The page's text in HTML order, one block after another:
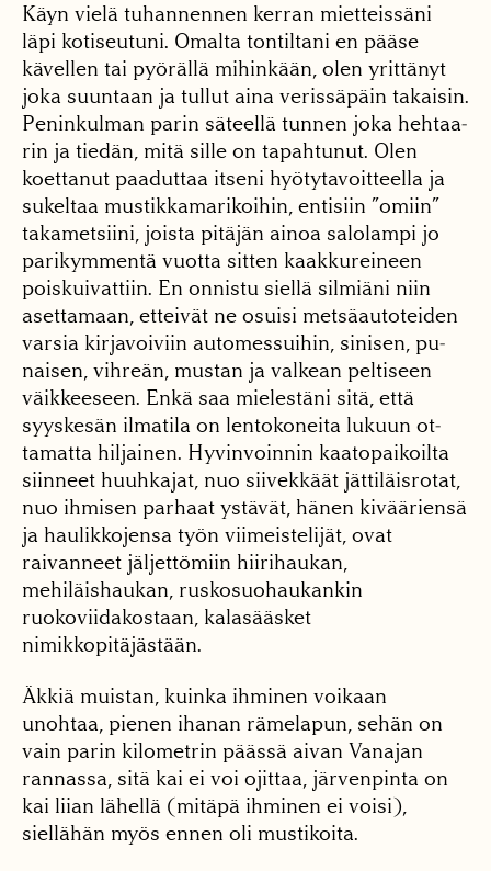
Käyn vielä tuhannennen kerran mietteissäni
läpi ko­tiseutuni. Omalta tontiltani en pääse
kävellen tai pyö­rällä mihinkään, olen yrit­tänyt
joka suuntaan ja tul­lut aina verissäpäin takai­sin.
Peninkulman parin sä­teellä tunnen joka hehtaa­
rin ja tiedän, mitä sille on tapahtunut. Olen
koettanut paaduttaa itseni hyötyta­voitteella ja
sukeltaa mustikkamarikoihin, entisiin ”omiin”
takametsiini, jois­ta pitäjän ainoa salolampi jo
parikymmentä vuotta sitten kaakkureineen
poiskuivattiin. En onnistu siellä silmiäni niin
asettamaan, etteivät ne osuisi metsäau­toteiden
varsia kirjavoiviin automessuihin, sinisen, pu­
naisen, vihreän, mustan ja valkean peltiseen
väikkee­seen. Enkä saa mielestäni sitä, että
syyskesän ilmatila on lentokoneita lukuun ot­
tamatta hiljainen. Hyvin­voinnin kaatopaikoilta
siin­neet huuhkajat, nuo siivek­käät jättiläisrotat,
nuo ih­misen parhaat ystävät, hä­nen kivääriensä
ja haulikkojensa työn viimeistelijät, ovat
raivanneet jäljettömiin hiirihaukan,
mehiläishau­kan, ruskosuohaukankin
ruokoviidakostaan, kalasääsket
nimikkopitäjästään.
Äkkiä muistan, kuinka ihminen voikaan
unohtaa, pienen ihanan rämelapun, sehän on
vain parin kilo­metrin päässä aivan Vana­jan
rannassa, sitä kai ei voi ojittaa, järvenpinta on
kai liian lähellä (mitäpä ihmi­nen ei voisi),
siellähän myös ennen oli mustikoita.